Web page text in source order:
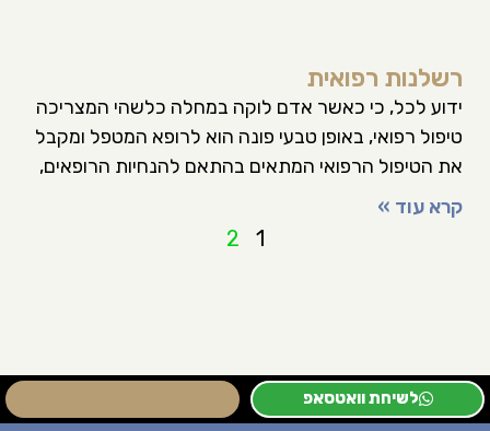
רשלנות רפואית
ידוע לכל, כי כאשר אדם לוקה במחלה כלשהי המצריכה
טיפול רפואי, באופן טבעי פונה הוא לרופא המטפל ומקבל
את הטיפול הרפואי המתאים בהתאם להנחיות הרופאים,
קרא עוד »
1
2
לשיחת וואטסאפ